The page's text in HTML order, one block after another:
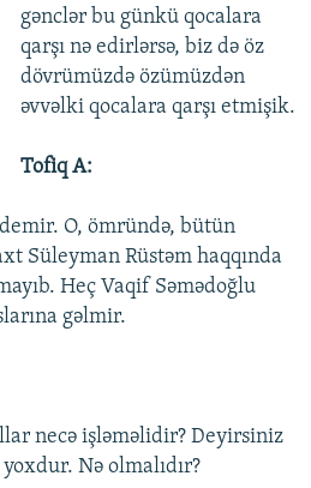
gənclər bu günkü qocalara
qarşı nə edirlərsə, biz də öz
dövrümüzdə özümüzdən
əvvəlki qocalara qarşı etmişik.
Tofiq A:
O, ömründə, bütün
Süleyman Rüstəm haqqında
Heç Vaqif Səmədoğlu
gəlmir.
necə işləməlidir? Deyirsiniz
Nə olmalıdır?